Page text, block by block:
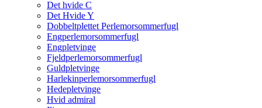
Det hvide C
Det Hvide Y
Dobbeltplettet Perlemorsommerfugl
Engperlemorsommerfugl
Engpletvinge
Fjeldperlemorsommerfugl
Guldpletvinge
Harlekinperlemorsommerfugl
Hedepletvinge
Hvid admiral